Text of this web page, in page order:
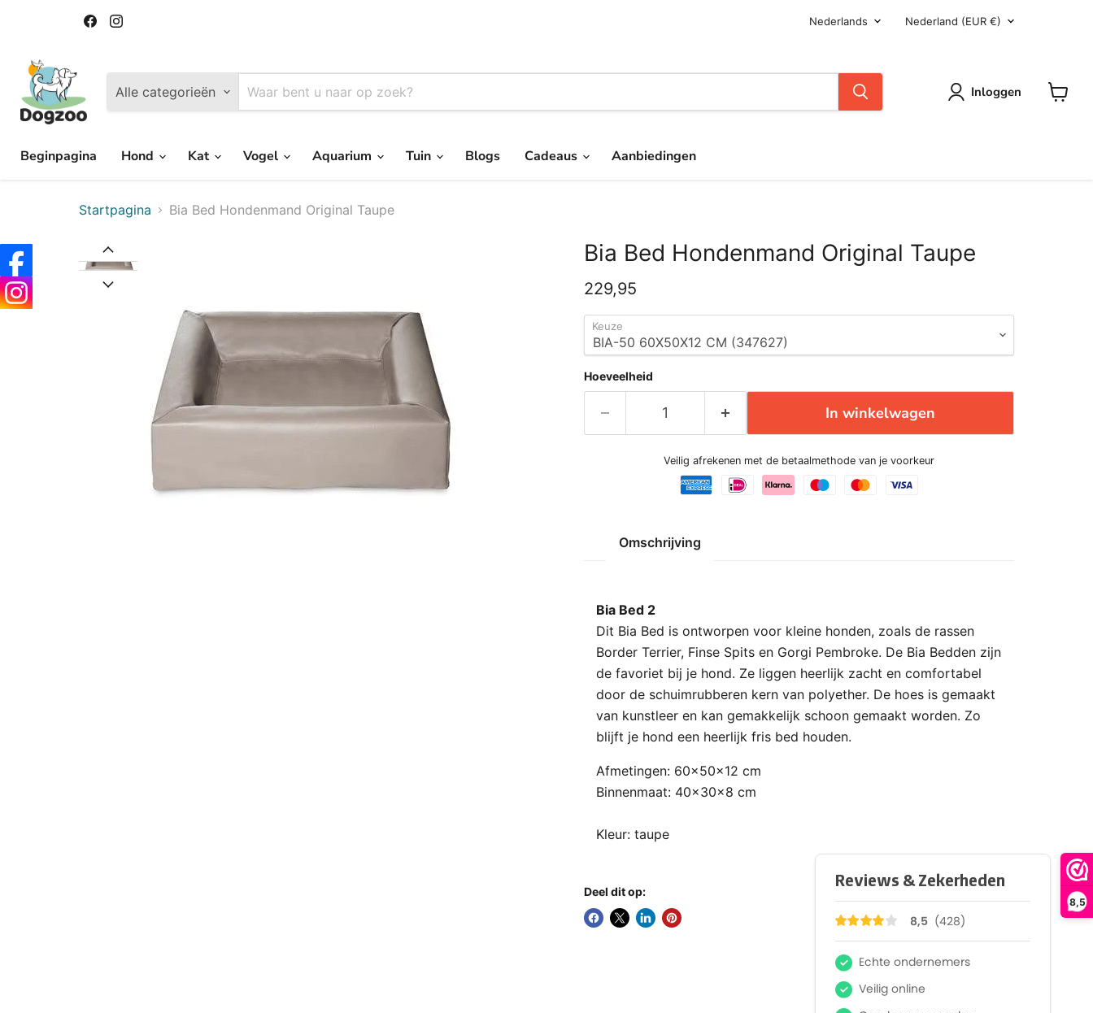
8,5
Vind
ons
Taal
Nederlands Land
Nederland (EUR €)
Alle categorieën
Inloggen
Beginpagina Hond Kat Vogel Aquarium Tuin Blogs Cadeaus Aanbiedingen
Startpagina Bia Bed Hondenmand Original Taupe
Bia Bed Hondenmand Original Taupe
Huidige prijs
229,95
Keuze
Hoeveelheid
In winkelwagen
Veilig afrekenen met de betaalmethode van je voorkeur
Omschrijving
Bia Bed 2
Dit Bia Bed is ontworpen voor kleine honden, zoals de rassen
Border Terrier, Finse Spits en Gorgi Pembroke. De Bia Bedden zijn
de favoriet bij je hond. Ze liggen heerlijk zacht en comfortabel
door de schuimrubberen kern van polyether. De hoes is gemaakt
van kunstleer en kan gemakkelijk schoon gemaakt worden. Zo
blijft je hond een heerlijk fris bed houden.
Afmetingen: 60x50x12 cm
Binnenmaat: 40x30x8 cm
Kleur: taupe
Deel dit op: